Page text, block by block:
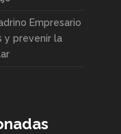
Empresario
y prevenir la